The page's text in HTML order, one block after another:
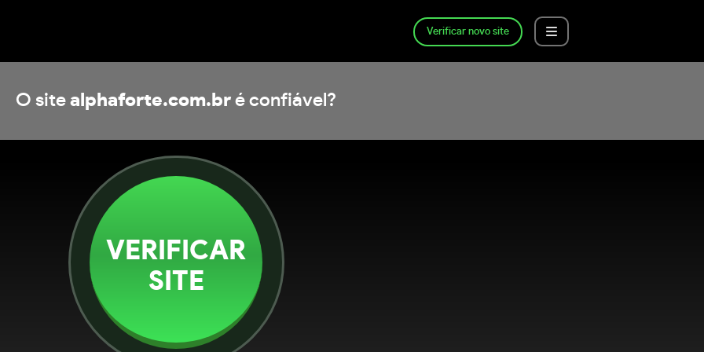
Verificar novo site
O site alphaforte.com.br é confiável?
VERIFICAR
SITE